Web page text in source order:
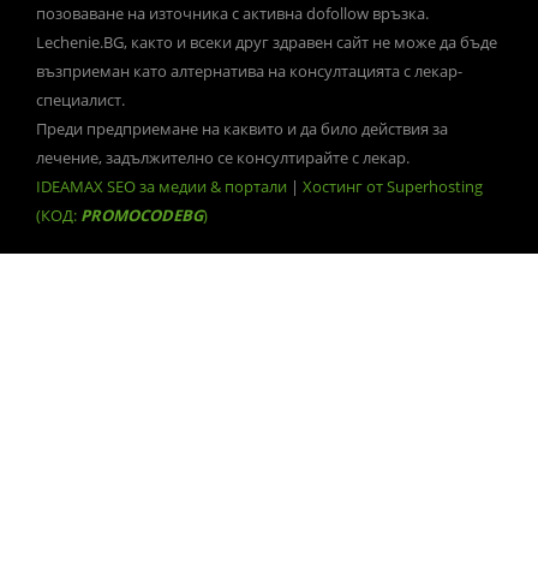
позоваване на източника с активна dofollow връзка.
Lechenie.BG, както и всеки друг здравен сайт не може да бъде
възприеман като алтернатива на консултацията с лекар-
специалист.
Преди предприемане на каквито и да било действия за
лечение, задължително се консултирайте с лекар.
IDEAMAX SEO за медии & портали | Хостинг от Superhosting
(КОД: PROMOCODEBG)